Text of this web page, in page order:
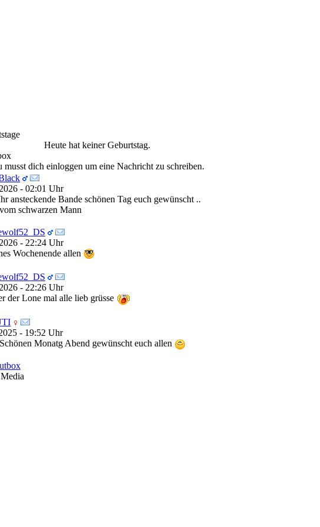
Heute hat keiner Geburtstag.
musst dich einloggen um eine Nachricht zu schreiben.
- 02:01 Uhr
ansteckende Bande schönen Tag euch gewünscht ..
schwarzen Mann
- 22:24 Uhr
Wochenende allen
- 22:26 Uhr
der Lone mal alle lieb grüsse
- 19:52 Uhr
Monatg Abend gewünscht euch allen